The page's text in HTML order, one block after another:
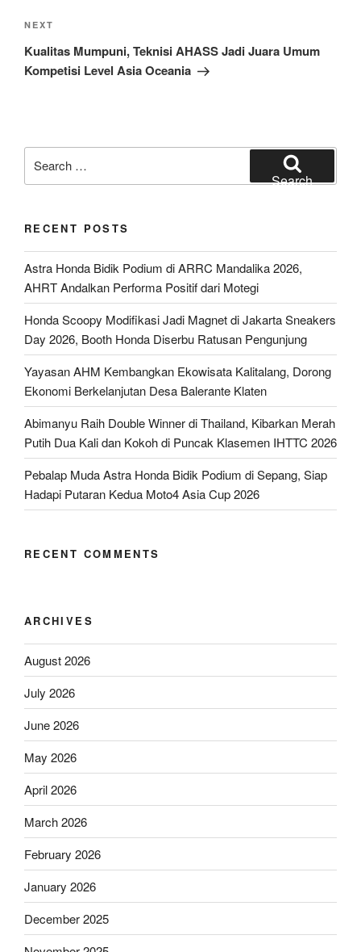
Next
Post
NEXT
Kualitas Mumpuni, Teknisi AHASS Jadi Juara Umum
Kompetisi Level Asia Oceania
for:
Search
RECENT POSTS
Astra Honda Bidik Podium di ARRC Mandalika 2026,
AHRT Andalkan Performa Positif dari Motegi
Honda Scoopy Modifikasi Jadi Magnet di Jakarta Sneakers
Day 2026, Booth Honda Diserbu Ratusan Pengunjung
Yayasan AHM Kembangkan Ekowisata Kalitalang, Dorong
Ekonomi Berkelanjutan Desa Balerante Klaten
Abimanyu Raih Double Winner di Thailand, Kibarkan Merah
Putih Dua Kali dan Kokoh di Puncak Klasemen IHTTC 2026
Pebalap Muda Astra Honda Bidik Podium di Sepang, Siap
Hadapi Putaran Kedua Moto4 Asia Cup 2026
RECENT COMMENTS
ARCHIVES
August 2026
July 2026
June 2026
May 2026
April 2026
March 2026
February 2026
January 2026
December 2025